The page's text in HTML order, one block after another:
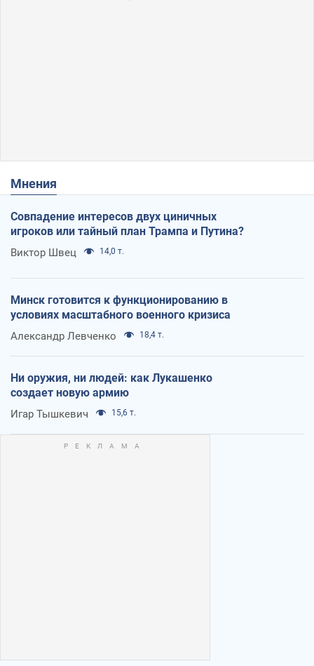
Мнения
Совпадение интересов двух циничных
игроков или тайный план Трампа и Путина?
Виктор Швец 14,0 т.
Минск готовится к функционированию в
условиях масштабного военного кризиса
Александр Левченко 18,4 т.
Ни оружия, ни людей: как Лукашенко
создает новую армию
Игар Тышкевич 15,6 т.